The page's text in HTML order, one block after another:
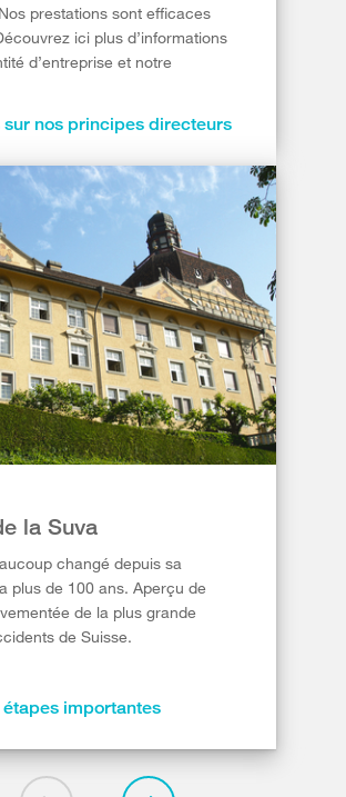
prestations sont efficaces
ici plus d’informations
d’entreprise et notre
sur nos principes directeurs
la Suva
changé depuis sa
plus de 100 ans. Aperçu de
de la plus grande
de Suisse.
étapes importantes